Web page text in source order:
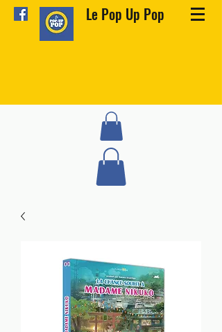
Le Pop Up Pop